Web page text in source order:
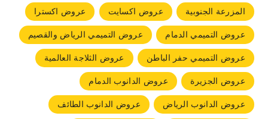
المزرعة الجنوبية عروض اكسايت
عروض اكسترا
عروض التميمي الدمام
عروض التميمي الرياض والقصيم
عروض التميمي حفر الباطن
عروض الثلاجة العالمية
عروض الجزيرة
عروض الدانوب الدمام
عروض الدانوب الرياض
عروض الدانوب الطائف